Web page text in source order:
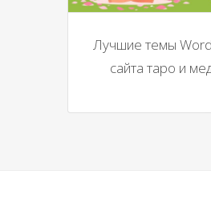
Лучшие темы
сайта таро и